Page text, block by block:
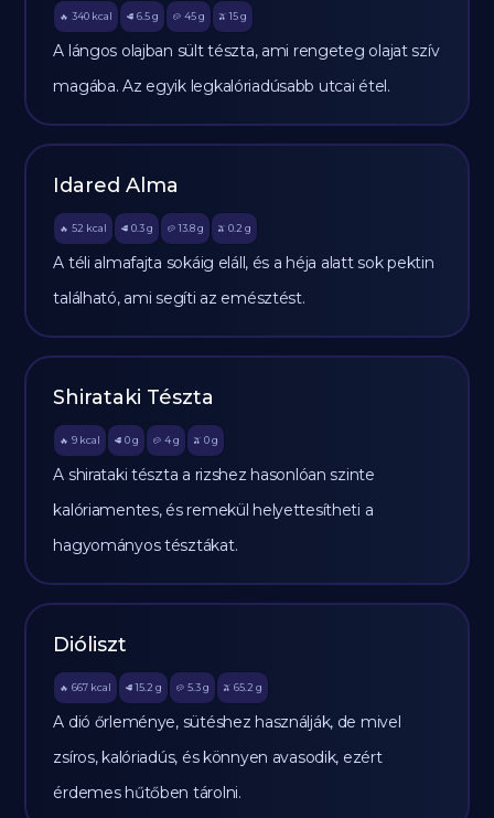
🔥 340 kcal 🥩 6.5 g 🥔 45g 🫒 15 g
A lángos olajban sült tészta, ami rengeteg olajat szív
magába. Az egyik legkalóriadúsabb utcai étel.
Idared Alma
🔥 52 kcal 🥩 0.3 g 🥔 13.8g 🫒 0.2 g
A téli almafajta sokáig eláll, és a héja alatt sok pektin
található, ami segíti az emésztést.
Shirataki Tészta
🔥 9 kcal 🥩 0 g 🥔 4g 🫒 0 g
A shirataki tészta a rizshez hasonlóan szinte
kalóriamentes, és remekül helyettesítheti a
hagyományos tésztákat.
Dióliszt
🔥 667 kcal 🥩 15.2 g 🥔 5.3g 🫒 65.2 g
A dió őrleménye, sütéshez használják, de mivel
zsíros, kalóriadús, és könnyen avasodik, ezért
érdemes hűtőben tárolni.